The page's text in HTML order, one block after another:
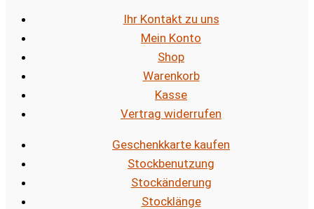
Ihr Kontakt zu uns
Mein Konto
Shop
Warenkorb
Kasse
Vertrag widerrufen
Geschenkkarte kaufen
Stockbenutzung
Stockänderung
Stocklänge